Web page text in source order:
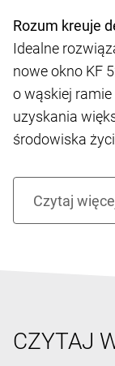
Rozum kreuje
Idealne
nowe okno KF
o wąskiej ramie
uzyskania
środowiska
CZYTAJ